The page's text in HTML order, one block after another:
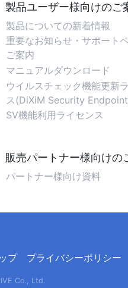
製品ユーザー様向けのご
製品についての新着情報
重要なお知らせ・サポート
ご案内
マニュアルダウンロード
ウイルスチェック機能更新
ス(DiXiM Security
SV機能利用ライセンス
販売パートナー様向けの
パートナー様向け資料
プ プライバシーポリシー
Co., Ltd.